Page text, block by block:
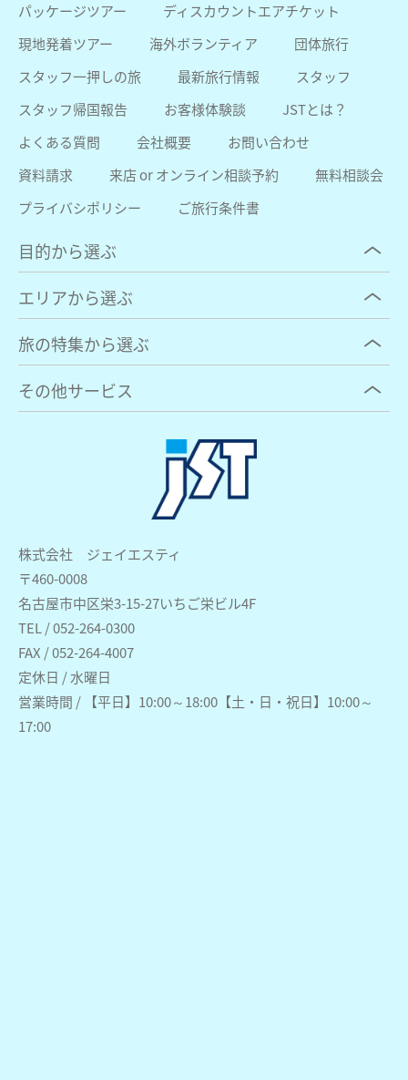
株式会社 ジェイエスティ
〒460-0008
名古屋市中区栄3-15-27いちご栄ビル4F
TEL / 052-264-0300
FAX / 052-264-4007
定休日 / 水曜日
営業時間 / 【平日】10:00～18:00【土・日・祝日】10:00～
17:00
パッケージツアー
ディスカウントエアチケット
現地発着ツアー
海外ボランティア
団体旅行
スタッフ一押しの旅
最新旅行情報
スタッフ
スタッフ帰国報告
お客様体験談
JSTとは？
よくある質問
会社概要
お問い合わせ
資料請求
来店 or オンライン相談予約
無料相談会
プライバシポリシー
ご旅行条件書
目的から選ぶ
エリアから選ぶ
旅の特集から選ぶ
その他サービス